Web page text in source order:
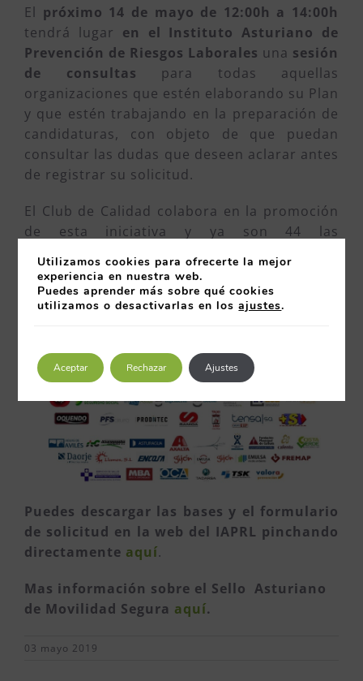
El próximo 14 de mayo de 12:00h a 14:00h
tendrá lugar en el Instituto Asturiano de
Prevención de Riesgos Laborales una sesión
de consultas para todas aquellas
organizaciones que estén elaborando su Plan
y que estén trabajando en la preparación de
candidaturas, con objeto de que puedan
consultar las dudas que deseen aclarar antes
de registrar su solicitud.
El Club de Calidad colabora en la promoción
de esta iniciativa y ya son 44 las
distintivo.
Puedes descargar las bases y el formulario
de solicitud en la web del IAPRL pinchando
directamente aquí.
Mas información sobre el Sello Asturiano
de Movilidad Segura aquí.
03 mayo 2019
Utilizamos cookies para ofrecerte la mejor
experiencia en nuestra web.
Puedes aprender más sobre qué cookies
utilizamos o desactivarlas en losajustes.
Aceptar Rechazar Ajustes